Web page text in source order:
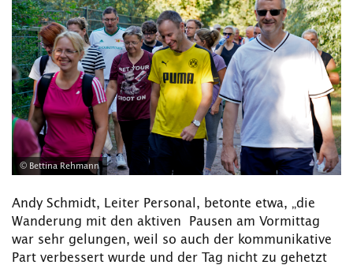
© Bettina Rehmann
Andy Schmidt, Leiter Personal, betonte etwa, „die
Wanderung mit den aktiven Pausen am Vormittag
war sehr gelungen, weil so auch der kommunikative
Part verbessert wurde und der Tag nicht zu gehetzt